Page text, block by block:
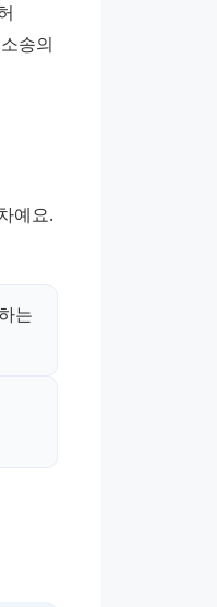
송의
예요.
는